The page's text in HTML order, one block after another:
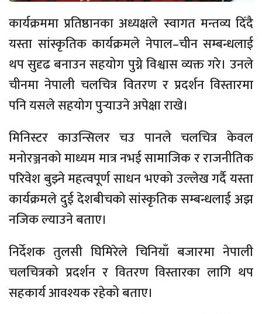
कार्यक्रममा प्रतिष्ठानका अध्यक्षले स्वागत मन्तव्य दिँदै
यस्ता सांस्कृतिक कार्यक्रमले नेपाल–चीन सम्बन्धलाई
थप सुदृढ बनाउन सहयोग पुग्ने विश्वास व्यक्त गरे। उनले
चीनमा नेपाली चलचित्र वितरण र प्रदर्शन विस्तारमा
पनि यसले सहयोग पुर्‍याउने अपेक्षा राखे।
मिनिस्टर काउन्सिलर चउ पानले चलचित्र केवल
मनोरञ्जनको माध्यम मात्र नभई सामाजिक र राजनीतिक
परिवेश बुझ्ने महत्वपूर्ण साधन भएको उल्लेख गर्दै यस्ता
कार्यक्रमले दुई देशबीचको सांस्कृतिक सम्बन्धलाई अझ
नजिक ल्याउने बताए।
निर्देशक तुलसी घिमिरेले चिनियाँ बजारमा नेपाली
चलचित्रको प्रदर्शन र वितरण विस्तारका लागि थप
सहकार्य आवश्यक रहेको बताए।